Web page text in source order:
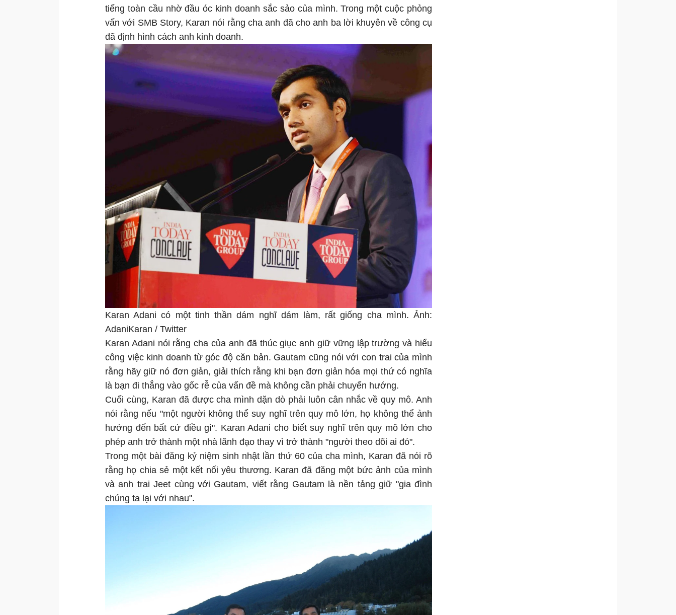
tiếng toàn cầu nhờ đầu óc kinh doanh sắc sảo của mình. Trong một cuộc phỏng
vấn với SMB Story, Karan nói rằng cha anh đã cho anh ba lời khuyên về công cụ
đã định hình cách anh kinh doanh.
Karan Adani có một tinh thần dám nghĩ dám làm, rất giống cha mình. Ảnh:
AdaniKaran / Twitter
Karan Adani nói rằng cha của anh đã thúc giục anh giữ vững lập trường và hiểu
công việc kinh doanh từ góc độ căn bản. Gautam cũng nói với con trai của mình
rằng hãy giữ nó đơn giản, giải thích rằng khi bạn đơn giản hóa mọi thứ có nghĩa
là bạn đi thẳng vào gốc rễ của vấn đề mà không cần phải chuyển hướng.
Cuối cùng, Karan đã được cha mình dặn dò phải luôn cân nhắc về quy mô. Anh
nói rằng nếu "một người không thể suy nghĩ trên quy mô lớn, họ không thể ảnh
hưởng đến bất cứ điều gì". Karan Adani cho biết suy nghĩ trên quy mô lớn cho
phép anh trở thành một nhà lãnh đạo thay vì trở thành "người theo dõi ai đó".
Trong một bài đăng kỷ niệm sinh nhật lần thứ 60 của cha mình, Karan đã nói rõ
rằng họ chia sẻ một kết nối yêu thương. Karan đã đăng một bức ảnh của mình
và anh trai Jeet cùng với Gautam, viết rằng Gautam là nền tảng giữ "gia đình
chúng ta lại với nhau".